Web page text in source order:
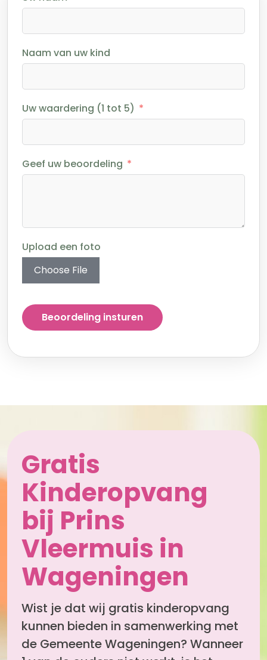
Naam van uw kind
Uw waardering (1 tot 5)
Geef uw beoordeling
Upload een foto
Choose File
Beoordeling insturen
Gratis
Kinderopvang
bij Prins
Vleermuis in
Wageningen
Wist je dat wij gratis kinderopvang
kunnen bieden in samenwerking met
de Gemeente Wageningen? Wanneer